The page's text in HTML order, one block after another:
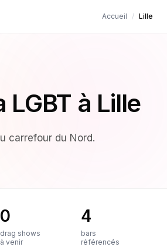
Accueil / Lille
LGBT à Lille
carrefour du Nord.
0
drag shows
à venir
4
bars
référencés